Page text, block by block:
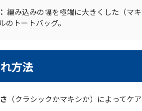
編み込みの幅を極端に大きくした（マ
のトートバッグ。
方法
（クラシックかマキシか）によってケ